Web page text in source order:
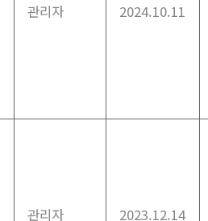
관리자 2024.10.11
관리자 2023.12.14